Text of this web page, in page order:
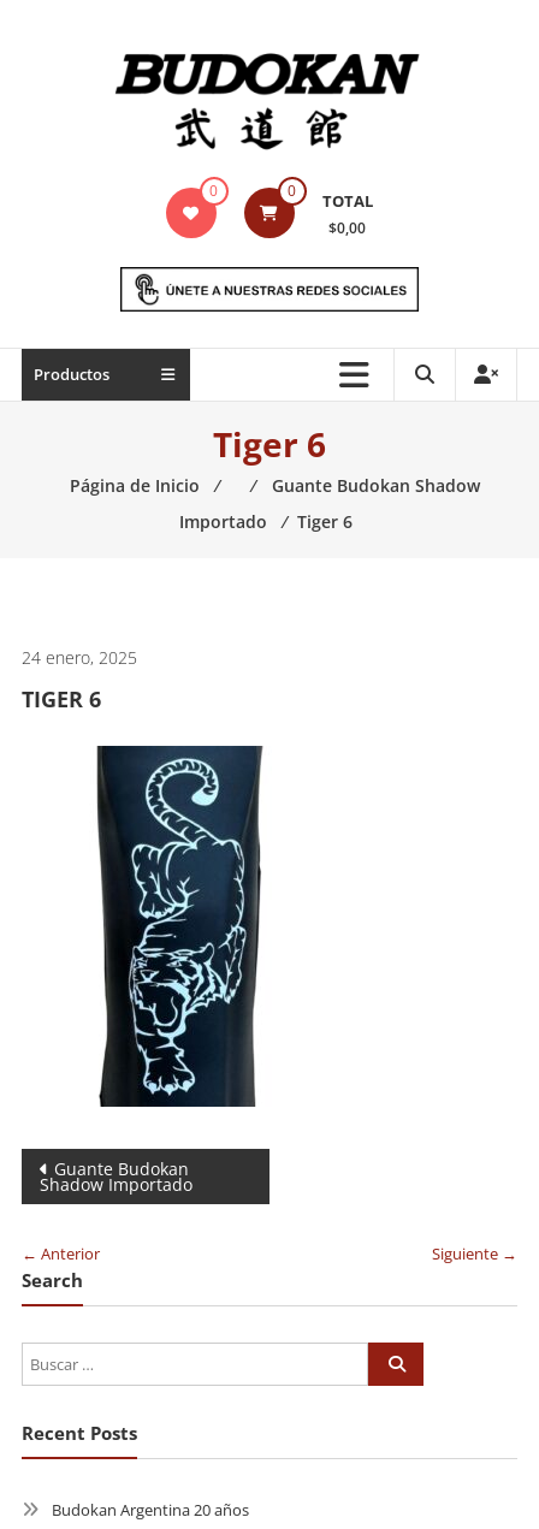
Indumentaria
marciales
Todo
necesario
0 0 TOTAL
$0,00
Productos
Tiger 6
Página de Inicio ⁄ ⁄
Guante Budokan Shadow
Importado
⁄ Tiger 6
24 enero, 2025
TIGER 6
Navegación
de
entradas
Guante Budokan
Shadow Importado
← Anterior Siguiente →
Search
Recent Posts
Budokan Argentina 20 años